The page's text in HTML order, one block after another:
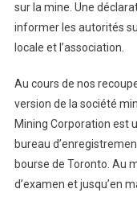
sur la mine. Une
informer les autorités
locale et l’association.
Au cours de nos
version de la société
Mining Corporation est
bureau
bourse de Toronto. Au
d’examen et jusqu’en